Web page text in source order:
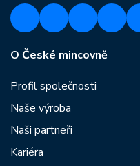
O České mincovně
Profil společnosti
Naše výroba
Naši partneři
Kariéra